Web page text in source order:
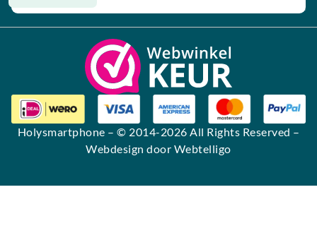
Alternative:
Holysmartphone – © 2014-2026 All Rights Reserved –
Webdesign door Webtelligo